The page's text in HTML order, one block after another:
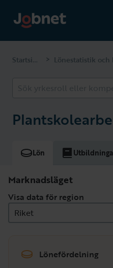
Startsidan >
Lön
Marknadsläget
Visa data för region
Riket
Lönefördelning